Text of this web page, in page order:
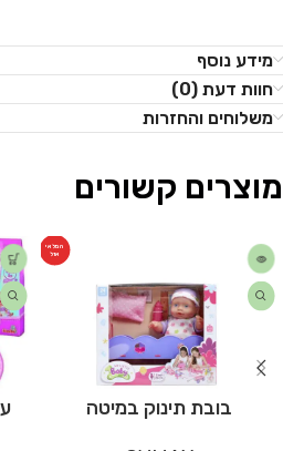
מידע נוסף
חוות דעת (0)
משלוחים והחזרות
מוצרים קשורים
המלאי
אזל
בובת תינוק במיטה